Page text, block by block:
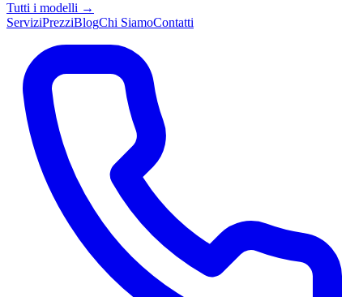
Tutti i modelli →
ServiziPrezziBlogChi SiamoContatti